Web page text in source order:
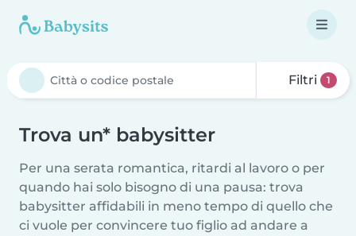
Filtri 1
Trova un* babysitter
Per una serata romantica, ritardi al lavoro o per
quando hai solo bisogno di una pausa: trova
babysitter affidabili in meno tempo di quello che
ci vuole per convincere tuo figlio ad andare a